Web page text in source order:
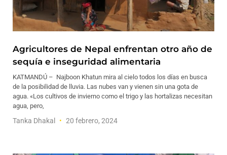
Agricultores de Nepal enfrentan otro año de
sequía e inseguridad alimentaria
KATMANDÚ – Najboon Khatun mira al cielo todos los días en busca
de la posibilidad de lluvia. Las nubes van y vienen sin una gota de
agua. «Los cultivos de invierno como el trigo y las hortalizas necesitan
agua, pero,
Tanka Dhakal 20 febrero, 2024